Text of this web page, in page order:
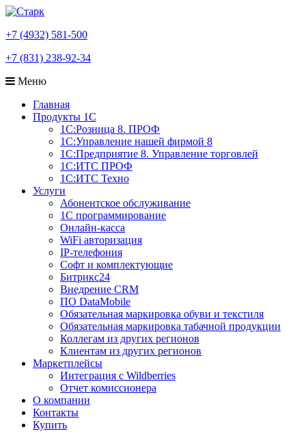
+7 (4932) 581-500
+7 (831) 238-92-34
Меню
Главная
Продукты 1С
1С:Розница 8. ПРОФ
1С:Управление нашей фирмой 8
1С:Предприятие 8. Управление торговлей
1С:ИТС ПРОФ
1С:ИТС Техно
Услуги
Абонентское обслуживание
1С программирование
Онлайн-касса
WiFi авторизация
IP-телефония
Софт и комплектующие
Битрикс24
Внедрение CRM
ПО DataMobile
Обязательная маркировка обуви и текстиля
Обязательная маркировка табачной продукции
Коллегам из других регионов
Клиентам из других регионов
Маркетплейсы
Интеграция с Wildberries
Отчет комиссионера
О компании
Контакты
Купить